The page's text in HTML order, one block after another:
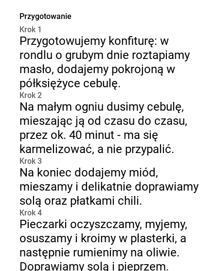
Przygotowanie
Krok 1
Przygotowujemy konfiturę: w
rondlu o grubym dnie roztapiamy
masło, dodajemy pokrojoną w
półksiężyce cebulę.
Krok 2
Na małym ogniu dusimy cebulę,
mieszając ją od czasu do czasu,
przez ok. 40 minut - ma się
karmelizować, a nie przypalić.
Krok 3
Na koniec dodajemy miód,
mieszamy i delikatnie doprawiamy
solą oraz płatkami chili.
Krok 4
Pieczarki oczyszczamy, myjemy,
osuszamy i kroimy w plasterki, a
następnie rumienimy na oliwie.
Doprawiamy solą i pieprzem.